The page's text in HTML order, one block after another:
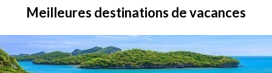
Meilleures destinations de vacances